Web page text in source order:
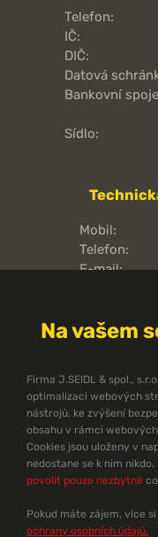
Telefon:
IČ:
DIČ:
Datová
Bankovní
Sídlo:
Mobil:
Telefon:
E-mail:
O
Na vašem
Firma J.SEIDL & spol.,
optimalizaci webových
nástrojů, ke zvýšení
obsahu v rámci
Cookies jsou uloženy v
nedostane se k nim
povolit pouze nezbytné
Pokud máte zájem, více
ochrany osobních údajů.